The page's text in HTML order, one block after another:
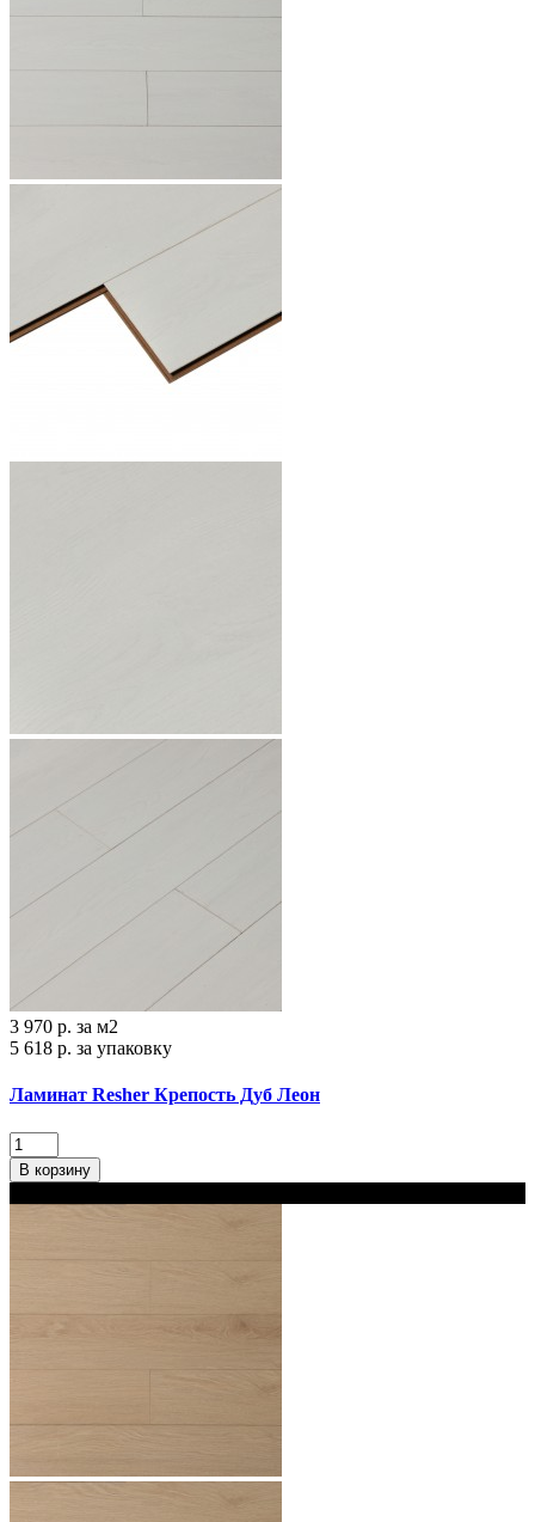
3 970 р. за м2
5 618 р. за упаковку
Ламинат Resher Крепость Дуб Леон
В корзину